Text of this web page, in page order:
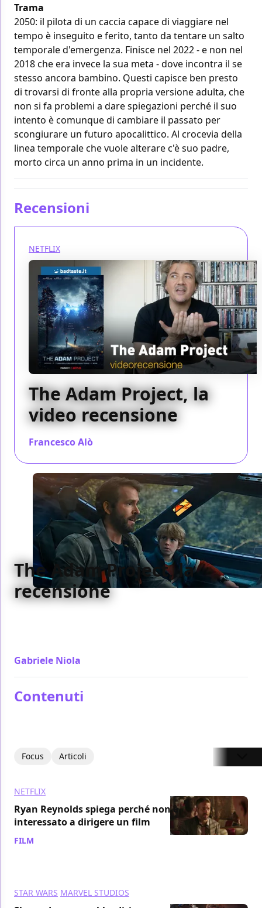
Trama
2050: il pilota di un caccia capace di viaggiare nel
tempo è inseguito e ferito, tanto da tentare un salto
temporale d'emergenza. Finisce nel 2022 - e non nel
2018 che era invece la sua meta - dove incontra il se
stesso ancora bambino. Questi capisce ben presto
di trovarsi di fronte alla propria versione adulta, che
non si fa problemi a dare spiegazioni perché il suo
intento è comunque di cambiare il passato per
scongiurare un futuro apocalittico. Al crocevia della
linea temporale che vuole alterare c'è suo padre,
morto circa un anno prima in un incidente.
Recensioni
NETFLIX
The Adam Project, la
video recensione
Francesco Alò
The Adam Project, la
recensione
Gabriele Niola
Contenuti
Focus Articoli
NETFLIX
Ryan Reynolds spiega perché non è
interessato a dirigere un film
FILM
STAR WARS MARVEL STUDIOS